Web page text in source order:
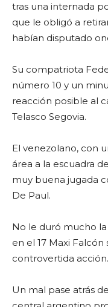
tras una internada
que le obligó a
habían disputado
Su compatriota
número 10 y un
reacción posible al
Telasco Segovia.
El venezolano, con
área a la escuadra
muy buena jugada
De Paul.
No le duró mucho
en el 17 Maxi
controvertida acción.
Un mal pase atrás